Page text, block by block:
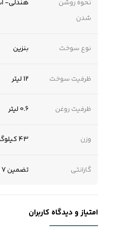
نحوه روشن
شدن
هندلی-
نوع سوخت بنزین
ظرفیت سوخت 12 لیتر
ظرفیت روغن 0.6 لیتر
وزن 43 کیلوگرم
گارانتی تضمین 7 روز بازگشت کالا
امتیاز و دیدگاه کاربران